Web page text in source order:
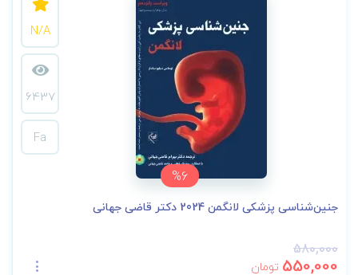
%6
N/A
6437
Fa
جنین‌شناسی پزشکی لانگمن 2024 دکتر قاضی جهانی
580,000
550,000 تومان